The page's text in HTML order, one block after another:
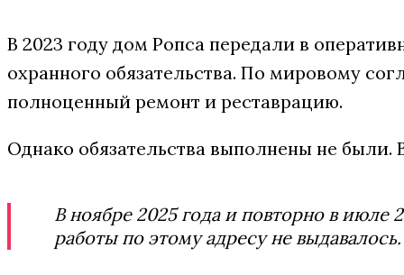
В 2023 году дом Ропса передали в
охранного обязательства. По мировому
полноценный ремонт и реставрацию.
Однако обязательства выполнены не
В ноябре 2025 года и повторно в
работы по этому адресу не выдавалось.